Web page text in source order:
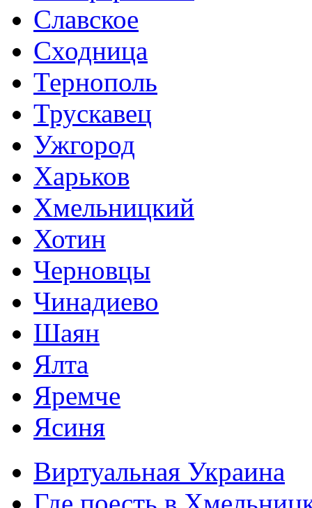
Славское
Сходница
Тернополь
Трускавец
Ужгород
Харьков
Хмельницкий
Хотин
Черновцы
Чинадиево
Шаян
Ялта
Яремче
Ясиня
Виртуальная Украина